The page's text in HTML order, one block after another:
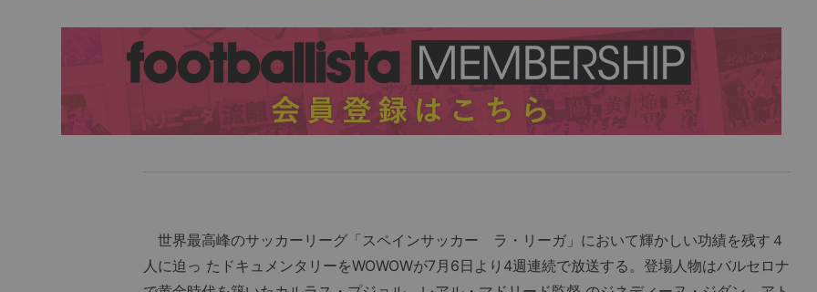
世界最高峰のサッカーリーグ「スペインサッカー ラ・リーガ」において輝かしい功績を残す４
人に迫っ たドキュメンタリーをWOWOWが7月6日より4週連続で放送する。登場人物はバルセロナ